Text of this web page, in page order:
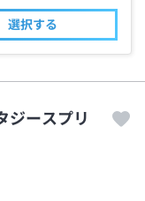
選択する
ジースプリ